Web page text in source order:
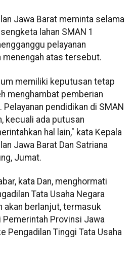
Jawa Barat meminta selama
lahan SMAN 1
pelayanan
menengah atas tersebut.
memiliki keputusan tetap
menghambat pemberian
Pelayanan pendidikan di SMAN
kecuali ada putusan
hal lain," kata Kepala
Jawa Barat Dan Satriana
Jumat.
kata Dan, menghormati
Tata Usaha Negara
akan berlanjut, termasuk
Provinsi Jawa
Pengadilan Tinggi Tata Usaha